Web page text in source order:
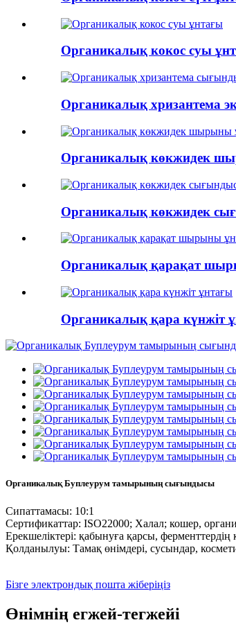
Органикалық кокос суы
Органикалық хризантема
Органикалық көкжидек
Органикалық көкжидек
Органикалық қарақат
Органикалық қара күнжіт
Органикалық Буплеурум тамырының сығындысы
Сипаттамасы: 10:1
Сертификаттар: ISO22000; Халал; кошер,
Ерекшеліктері: қабынуға қарсы,
Қолданылуы: Тамақ өнімдері, сусындар,
Бізге электрондық пошта жіберіңіз
Өнімнің егжей-тегжейі